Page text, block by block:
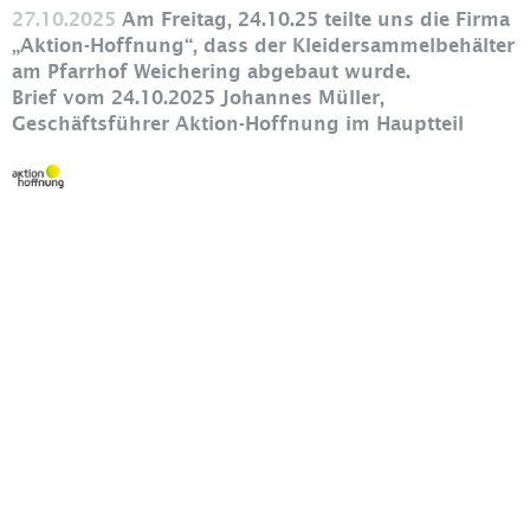
27.10.2025 Am Freitag, 24.10.25 teilte uns die Firma
„Aktion-Hoffnung“, dass der Kleidersammelbehälter
am Pfarrhof Weichering abgebaut wurde.
Brief vom 24.10.2025 Johannes Müller,
Geschäftsführer Aktion-Hoffnung im Hauptteil
Pfarrgemeinderat
Kirchenverwaltung
Bilder
Kontakt